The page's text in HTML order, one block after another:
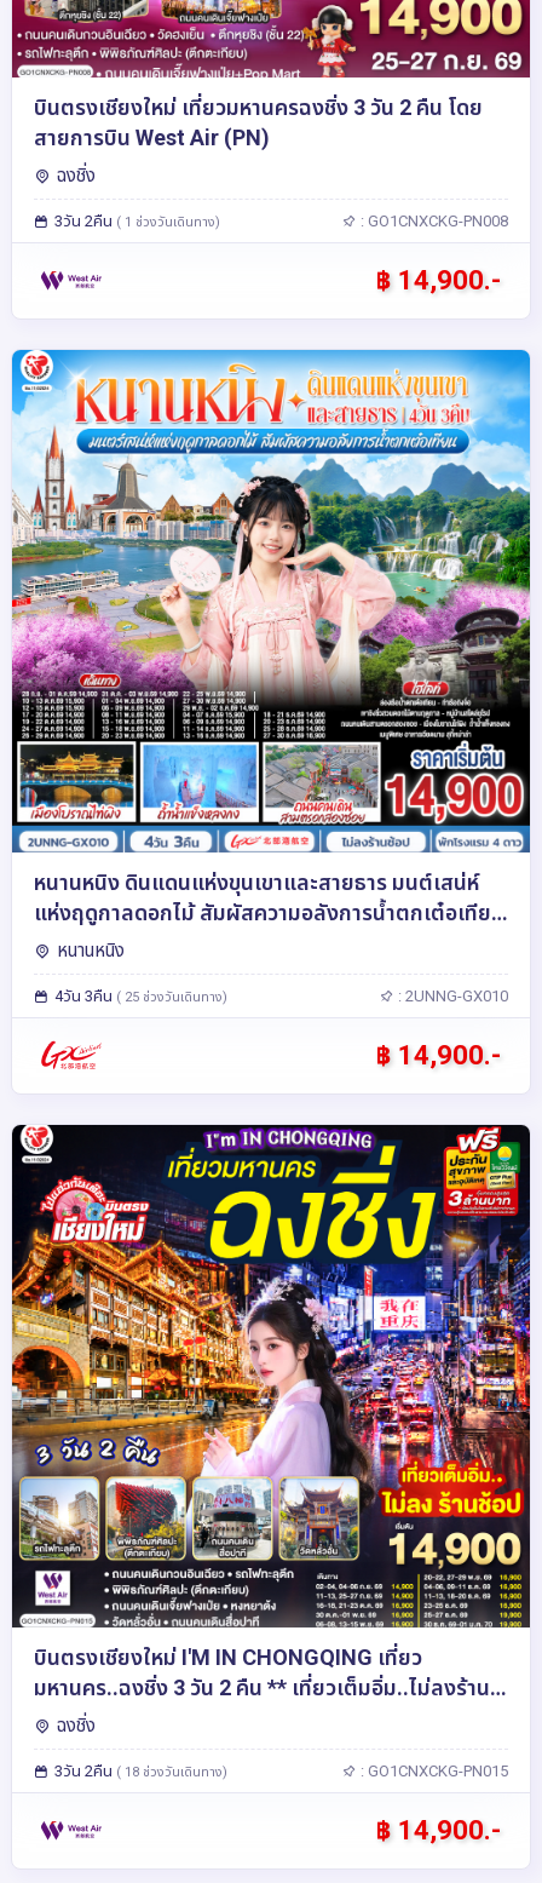
บินตรงเชียงใหม่ เที่ยวมหานครฉงชิ่ง 3 วัน 2 คืน โดย
สายการบิน West Air (PN)
ฉงชิ่ง
3วัน 2คืน ( 1 ช่วงวันเดินทาง) : GO1CNXCKG-PN008
฿ 14,900.-
หนานหนิง ดินแดนแห่งขุนเขาและสายธาร มนต์เสน่ห์
แห่งฤดูกาลดอกไม้ สัมผัสความอลังการน้ำตกเต๋อเทียน
4 วัน 3 คืน โดยสายการบิน Guangxi Beibu Gulf
Airlines (GX)
หนานหนิง
4วัน 3คืน ( 25 ช่วงวันเดินทาง) : 2UNNG-GX010
฿ 14,900.-
บินตรงเชียงใหม่ I'M IN CHONGQING เที่ยว
มหานคร..ฉงชิ่ง 3 วัน 2 คืน ** เที่ยวเต็มอิ่ม..ไม่ลงร้าน
ช้อป** โดยสายการบิน West Air (PN)
ฉงชิ่ง
3วัน 2คืน ( 18 ช่วงวันเดินทาง) : GO1CNXCKG-PN015
฿ 14,900.-